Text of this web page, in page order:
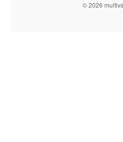
© 2026